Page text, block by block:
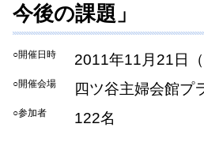
今後の課題」
○開催日時 2011年11月21日
○開催会場 四ツ谷主婦会館プ
○参加者 122名